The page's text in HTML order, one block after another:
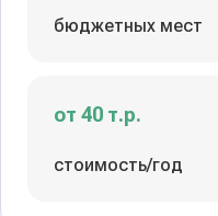
бюджетных мест
от 40 т.р.
стоимость/год